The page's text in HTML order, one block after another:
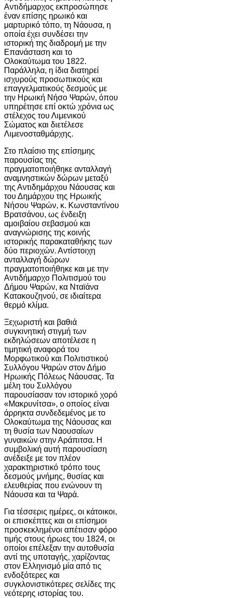
Αντιδήμαρχος εκπροσώπησε
έναν επίσης ηρωικό και
μαρτυρικό τόπο, τη Νάουσα, η
οποία έχει συνδέσει την
ιστορική της διαδρομή με την
Επανάσταση και το
Ολοκαύτωμα του 1822.
Παράλληλα, η ίδια διατηρεί
ισχυρούς προσωπικούς και
επαγγελματικούς δεσμούς με
την Ηρωική Νήσο Ψαρών, όπου
υπηρέτησε επί οκτώ χρόνια ως
στέλεχος του Λιμενικού
Σώματος και διετέλεσε
Λιμενοσταθμάρχης.
Στο πλαίσιο της επίσημης
παρουσίας της
πραγματοποιήθηκε ανταλλαγή
αναμνηστικών δώρων μεταξύ
της Αντιδημάρχου Νάουσας και
του Δημάρχου της Ηρωικής
Νήσου Ψαρών, κ. Κωνσταντίνου
Βρατσάνου, ως ένδειξη
αμοιβαίου σεβασμού και
αναγνώρισης της κοινής
ιστορικής παρακαταθήκης των
δύο περιοχών. Αντίστοιχη
ανταλλαγή δώρων
πραγματοποιήθηκε και με την
Αντιδήμαρχο Πολιτισμού του
Δήμου Ψαρών, κα Νταϊάνα
Κατακουζηνού, σε ιδιαίτερα
θερμό κλίμα.
Ξεχωριστή και βαθιά
συγκινητική στιγμή των
εκδηλώσεων αποτέλεσε η
τιμητική αναφορά του
Μορφωτικού και Πολιτιστικού
Συλλόγου Ψαρών στον Δήμο
Ηρωικής Πόλεως Νάουσας. Τα
μέλη του Συλλόγου
παρουσίασαν τον ιστορικό χορό
«Μακρυνίτσα», ο οποίος είναι
άρρηκτα συνδεδεμένος με το
Ολοκαύτωμα της Νάουσας και
τη θυσία των Ναουσαίων
γυναικών στην Αράπιτσα. Η
συμβολική αυτή παρουσίαση
ανέδειξε με τον πλέον
χαρακτηριστικό τρόπο τους
δεσμούς μνήμης, θυσίας και
ελευθερίας που ενώνουν τη
Νάουσα και τα Ψαρά.
Για τέσσερις ημέρες, οι κάτοικοι,
οι επισκέπτες και οι επίσημοι
προσκεκλημένοι απέτισαν φόρο
τιμής στους ήρωες του 1824, οι
οποίοι επέλεξαν την αυτοθυσία
αντί της υποταγής, χαρίζοντας
στον Ελληνισμό μία από τις
ενδοξότερες και
συγκλονιστικότερες σελίδες της
νεότερης ιστορίας του.